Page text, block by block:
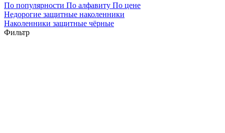
По популярности По алфавиту По цене
Недорогие защитные наколенники
Наколенники защитные чёрные
Фильтр